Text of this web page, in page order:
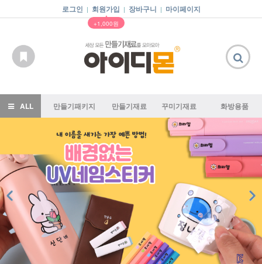
로그인 | 회원가입 |
▲
+1,000원
장바구니 | 마이페이지
ALL 만들기패키지 만들기재료 꾸미기재료 화방용품